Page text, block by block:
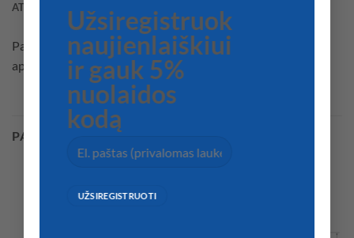
Užsiregistruok
naujienlaiškiui
ir gauk 5%
nuolaidos
kodą
ATSILIEPIMAI (0)
Pagamintas iš AISI 316 nerūdijančio plieno, Chromelux®
apdaila, su nailono ratuku ir viršutiniu apsaugos kaiščiu.
PANAŠŪS PRODUKTAI